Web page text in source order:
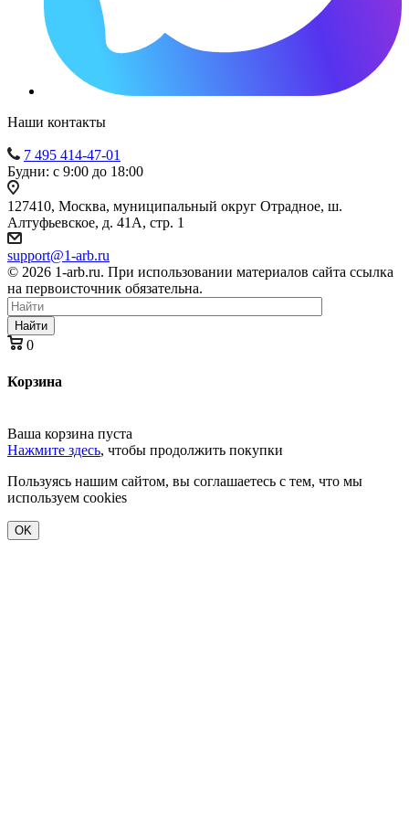
Наши контакты
7 495 414-47-01
Будни: с 9:00 до 18:00
127410, Москва, муниципальный округ Отрадное, ш.
Алтуфьевское, д. 41А, стр. 1
support@1-arb.ru
© 2026 1-arb.ru. При использовании материалов сайта ссылка
на первоисточник обязательна.
Найти
0
Корзина
Ваша корзина пуста
Нажмите здесь, чтобы продолжить покупки
Пользуясь нашим сайтом, вы соглашаетесь с тем, что мы
используем cookies
OK